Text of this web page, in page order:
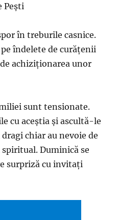
Pești
în treburile casnice.
îndelete de curățenii
achiziționarea unor
sunt tensionate.
cu aceștia și ascultă-le
chiar au nevoie de
Duminică se
surpriză cu invitați